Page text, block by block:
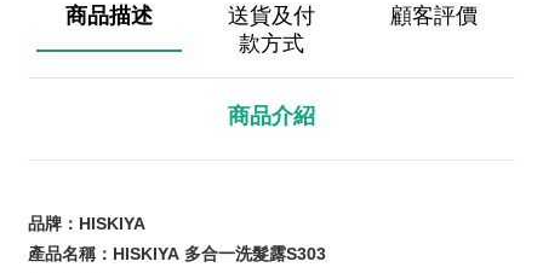
商品描述
送貨及付
款方式
顧客評價
商品介紹
品牌：HISKIYA
產品名稱 ： HISKIYA 多合一洗髮露S303